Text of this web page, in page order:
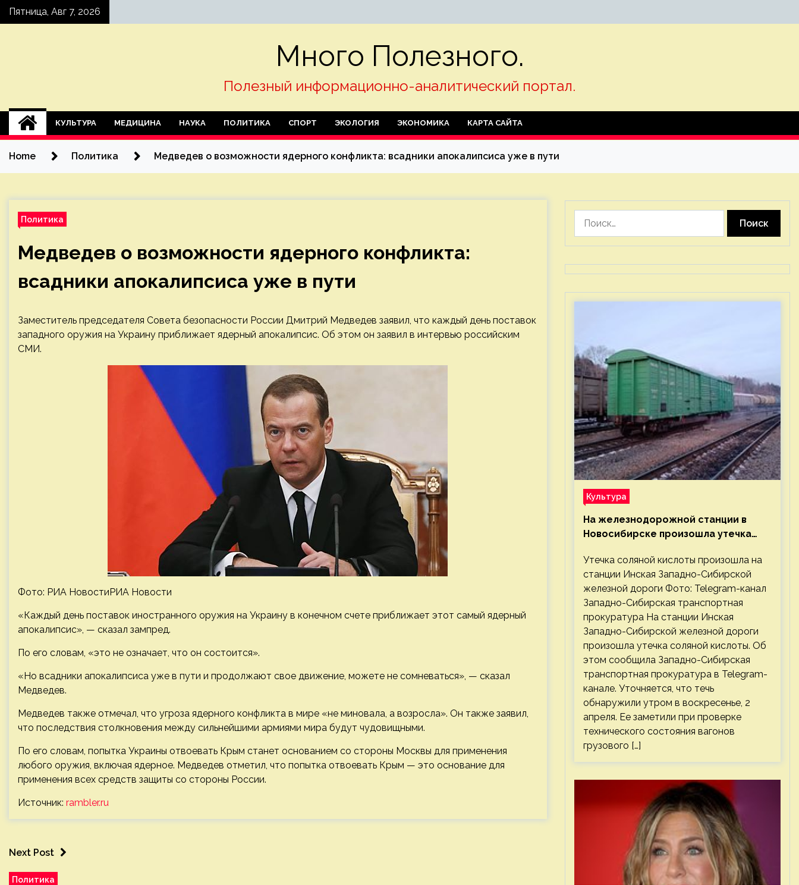
SkipПятница, Авг 7, 2026
Много Полезного.
Полезный информационно-аналитический портал.
КУЛЬТУРА МЕДИЦИНА НАУКА ПОЛИТИКА СПОРТ ЭКОЛОГИЯ ЭКОНОМИКА КАРТА САЙТА
Home Политика Медведев о возможности ядерного конфликта: всадники апокалипсиса уже в пути
Политика
Медведев о возможности ядерного конфликта:
всадники апокалипсиса уже в пути
Заместитель председателя Совета безопасности России Дмитрий Медведев заявил, что каждый день поставок
западного оружия на Украину приближает ядерный апокалипсис. Об этом он заявил в интервью российским
СМИ.
Фото: РИА НовостиРИА Новости
«Каждый день поставок иностранного оружия на Украину в конечном счете приближает этот самый ядерный
апокалипсис», — сказал зампред.
По его словам, «это не означает, что он состоится».
«Но всадники апокалипсиса уже в пути и продолжают свое движение, можете не сомневаться», — сказал
Медведев.
Медведев также отмечал, что угроза ядерного конфликта в мире «не миновала, а возросла». Он также заявил,
что последствия столкновения между сильнейшими армиями мира будут чудовищными.
По его словам, попытка Украины отвоевать Крым станет основанием со стороны Москвы для применения
любого оружия, включая ядерное. Медведев отметил, что попытка отвоевать Крым — это основание для
применения всех средств защиты со стороны России.
Источник: rambler.ru
Next Post
Политика
Культура
На железнодорожной станции в
Новосибирске произошла утечка
Утечка соляной кислоты произошла на
станции Инская Западно-Сибирской
железной дороги Фото: Telegram-канал
Западно-Сибирская транспортная
прокуратура На станции Инская
Западно-Сибирской железной дороги
произошла утечка соляной кислоты. Об
этом сообщила Западно-Сибирская
транспортная прокуратура в Telegram-
канале. Уточняется, что течь
обнаружили утром в воскресенье, 2
апреля. Ее заметили при проверке
технического состояния вагонов
грузового […]